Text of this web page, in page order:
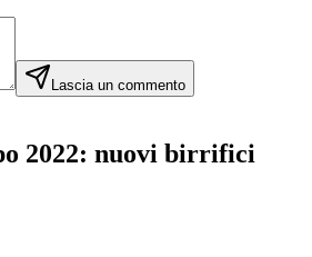
Lascia un commento
2022: nuovi birrifici